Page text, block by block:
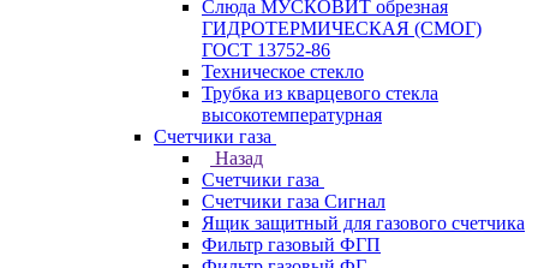
Слюда МУСКОВИТ обрезная
ГИДРОТЕРМИЧЕСКАЯ (СМОГ)
ГОСТ 13752-86
Техническое стекло
Трубка из кварцевого стекла
высокотемпературная
Счетчики газа
Назад
Счетчики газа
Счетчики газа Сигнал
Ящик защитный для газового счетчика
Фильтр газовый ФГП